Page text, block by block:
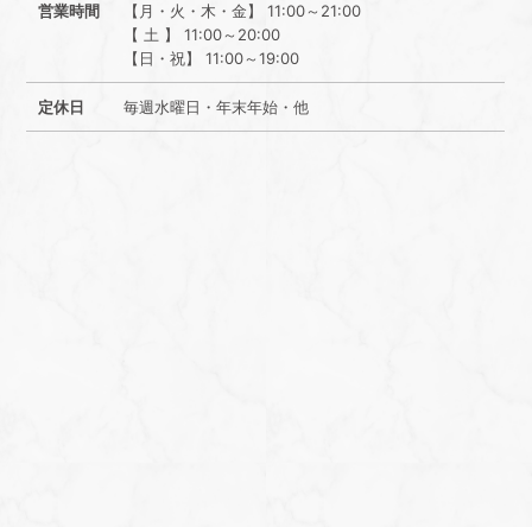
営業時間
【月・火・木・金】 11:00～21:00
【 土 】 11:00～20:00
【日・祝】 11:00～19:00
定休日 毎週水曜日・年末年始・他